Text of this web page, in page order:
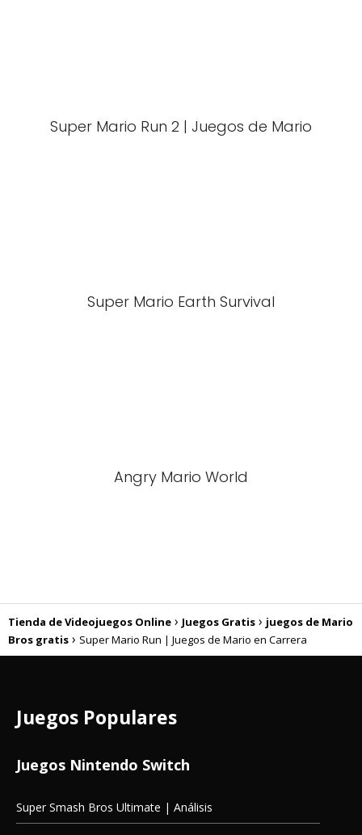
Super Mario Run 2 | Juegos de Mario
Super Mario Earth Survival
Angry Mario World
Tienda de Videojuegos Online Juegos Gratis
juegos de Mario
Bros gratis
Super Mario Run | Juegos de Mario en Carrera
Juegos Populares
Juegos Nintendo Switch
Super Smash Bros Ultimate | Análisis